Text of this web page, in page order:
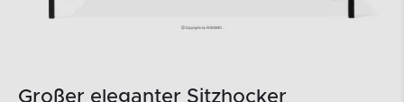
Großer eleganter Sitzhocker